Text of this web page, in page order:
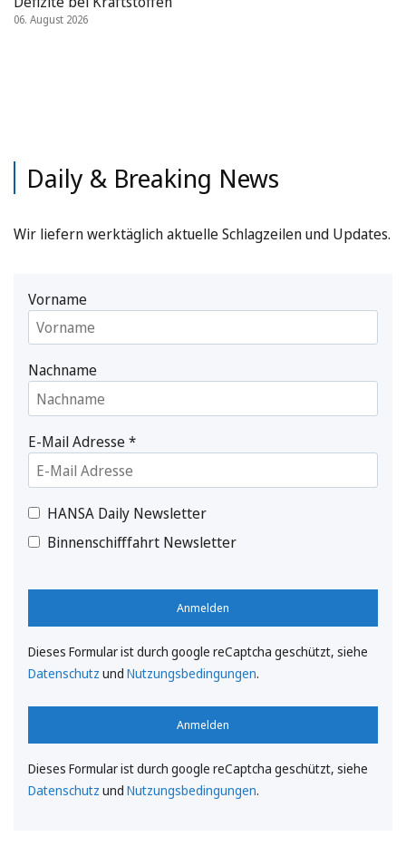
06. August 2026
Daily & Breaking News
Wir liefern werktäglich aktuelle Schlagzeilen und Updates.
Vorname
Nachname
E-Mail Adresse*
HANSA Daily Newsletter
Binnenschifffahrt Newsletter
Anmelden
Dieses Formular ist durch google reCaptcha geschützt, siehe
Datenschutz und Nutzungsbedingungen.
Anmelden
Dieses Formular ist durch google reCaptcha geschützt, siehe
Datenschutz und Nutzungsbedingungen.